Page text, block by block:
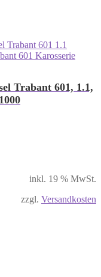
Trabant 601, 1.1,
inkl. 19 % MwSt.
zzgl. Versandkosten